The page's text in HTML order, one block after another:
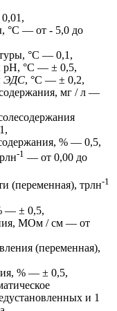
°C — от - 5,0 до
°C — 0,1,
pH, °C — ± 0,5,
ЭДС, °C — ± 0,2,
мг / л —
% — 0,5,
-1 — от 0,00 до
(переменная), трлн-1
— ± 0,5,
МОм / см — от
(переменная),
% — ± 0,5,
и 1